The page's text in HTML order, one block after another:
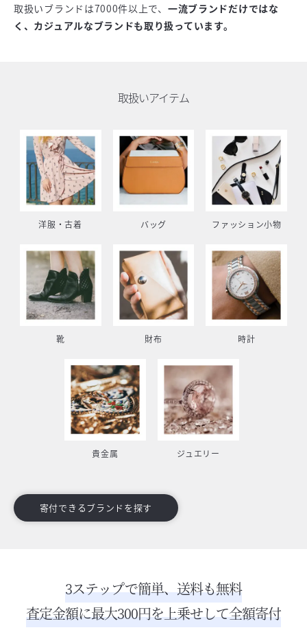
取扱いブランドは7000件以上で、 一流ブランドだけではな
く、カジュアルなブランドも取り扱っています。
取扱いアイテム
洋服・古着 バッグ ファッション小物
靴 財布 時計
貴金属 ジュエリー
寄付できるブランドを探す
3ステップで簡単、送料も無料
査定金額に最大300円を上乗せして全額寄付